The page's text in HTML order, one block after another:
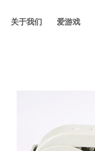
关于我们 爱游戏